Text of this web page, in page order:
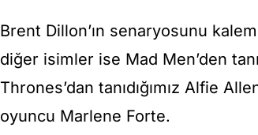
Brent Dillon’ın senaryosunu
diğer isimler ise Mad Men’den
Thrones’dan tanıdığımız Alfie
oyuncu Marlene Forte.